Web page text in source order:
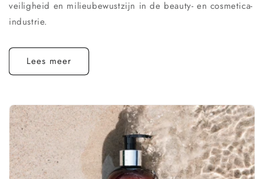
veiligheid en milieubewustzijn in de beauty- en cosmetica-
industrie.
Lees meer